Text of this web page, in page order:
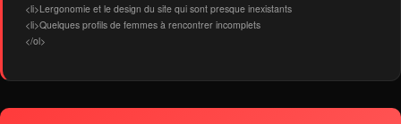
<li>Lergonomie et le design du site qui sont presque inexistants
<li>Quelques profils de femmes à rencontrer incomplets
</ol>